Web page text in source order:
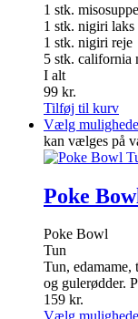
1 stk. misosuppe
1 stk. nigiri laks
1 stk. nigiri reje
5 stk. california
I alt
99 kr.
Tilføj til kurv
Vælg
kan vælges på
Poke
Poke Bowl
Tun
Tun, edamame,
og gulerødder.
159 kr.